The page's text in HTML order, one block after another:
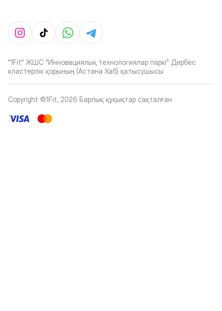
"1Fit" ЖШС "Инновациялық технологиялар паркі" Дербес
кластерлік қорының (Астана Хаб) қатысушысы
Copyright ©1Fit, 2026 Барлық құқықтар сақталған.